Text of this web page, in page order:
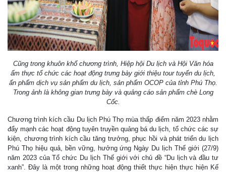
Cũng trong khuôn khổ chương trình, Hiệp hội Du lịch và Hội Văn hóa
ẩm thực tổ chức các hoạt động trưng bày giới thiệu tour tuyến du lịch,
ấn phẩm dịch vụ sản phẩm du lịch, sản phẩm OCOP của tỉnh Phú Thọ.
Trong ảnh là không gian trưng bày và quảng cáo sản phẩm chè Long
Cốc.
Chương trình kích cầu Du lịch Phú Thọ mùa thấp điểm năm 2023 nhằm
đẩy mạnh các hoạt động tuyên truyền quảng bá du lịch, tổ chức các sự
kiện, chương trình kích cầu tăng trưởng, phục hồi và phát triển du lịch
Phú Thọ hiệu quả, bền vững, hưởng ứng Ngày Du lịch Thế giới (27/9)
năm 2023 của Tổ chức Du lịch Thế giới với chủ đề “Du lịch và đầu tư
xanh”. Đây là một trong những hoạt động thiết thực hiện thực hiện Kế